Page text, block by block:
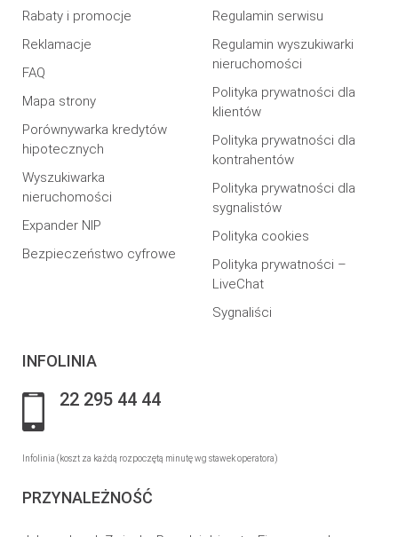
Rabaty i promocje
Reklamacje
FAQ
Mapa strony
Porównywarka kredytów
hipotecznych
Wyszukiwarka
nieruchomości
Expander NIP
Bezpieczeństwo cyfrowe
Regulamin serwisu
Regulamin wyszukiwarki
nieruchomości
Polityka prywatności dla
klientów
Polityka prywatności dla
kontrahentów
Polityka prywatności dla
sygnalistów
Polityka cookies
Polityka prywatności –
LiveChat
Sygnaliści
INFOLINIA
22 295 44 44
Infolinia (koszt za każdą rozpoczętą minutę wg stawek operatora)
PRZYNALEŻNOŚĆ